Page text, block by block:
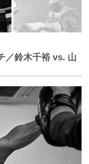
／鈴木千裕 vs. 山